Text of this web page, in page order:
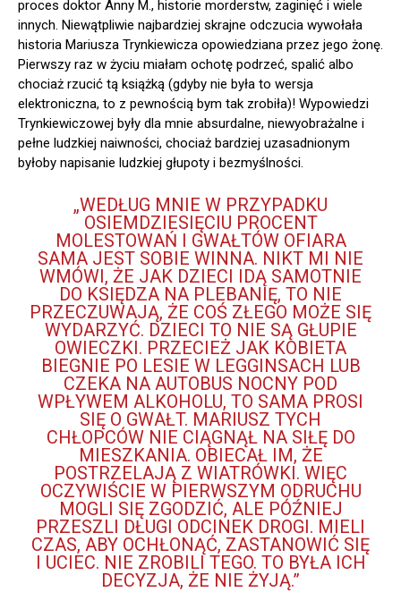
proces doktor Anny M., historie morderstw, zaginięć i wiele
innych. Niewątpliwie najbardziej skrajne odczucia wywołała
historia Mariusza Trynkiewicza opowiedziana przez jego żonę.
Pierwszy raz w życiu miałam ochotę podrzeć, spalić albo
chociaż rzucić tą książką (gdyby nie była to wersja
elektroniczna, to z pewnością bym tak zrobiła)! Wypowiedzi
Trynkiewiczowej były dla mnie absurdalne, niewyobrażalne i
pełne ludzkiej naiwności, chociaż bardziej uzasadnionym
byłoby napisanie ludzkiej głupoty i bezmyślności.
„WEDŁUG MNIE W PRZYPADKU
OSIEMDZIESIĘCIU PROCENT
MOLESTOWAŃ I GWAŁTÓW OFIARA
SAMA JEST SOBIE WINNA. NIKT MI NIE
WMÓWI, ŻE JAK DZIECI IDĄ SAMOTNIE
DO KSIĘDZA NA PLEBANIĘ, TO NIE
PRZECZUWAJĄ, ŻE COŚ ZŁEGO MOŻE SIĘ
WYDARZYĆ. DZIECI TO NIE SĄ GŁUPIE
OWIECZKI. PRZECIEŻ JAK KOBIETA
BIEGNIE PO LESIE W LEGGINSACH LUB
CZEKA NA AUTOBUS NOCNY POD
WPŁYWEM ALKOHOLU, TO SAMA PROSI
SIĘ O GWAŁT. MARIUSZ TYCH
CHŁOPCÓW NIE CIĄGNĄŁ NA SIŁĘ DO
MIESZKANIA. OBIECAŁ IM, ŻE
POSTRZELAJĄ Z WIATRÓWKI. WIĘC
OCZYWIŚCIE W PIERWSZYM ODRUCHU
MOGLI SIĘ ZGODZIĆ, ALE PÓŹNIEJ
PRZESZLI DŁUGI ODCINEK DROGI. MIELI
CZAS, ABY OCHŁONĄĆ, ZASTANOWIĆ SIĘ
I UCIEC. NIE ZROBILI TEGO. TO BYŁA ICH
DECYZJA, ŻE NIE ŻYJĄ.”